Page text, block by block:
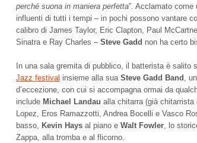
perché suona in maniera perfetta”. Acclamato
influenti di tutti i tempi – in pochi possono vantare
calibro di James Taylor, Eric Clapton, Paul
Sinatra e Ray Charles – Steve Gadd non ha certo
In una sala gremita di pubblico, il batterista è salito
Jazz festival insieme alla sua Steve Gadd Band ,
d’eccezione, con cui si accompagna ormai da
include Michael Landau alla chitarra (già
Lopez, Eros Ramazzotti, Andrea Bocelli e Vasco
basso, Kevin Hays al piano e Walt Fowler, lo
Zappa, alla tromba e al flicorno.